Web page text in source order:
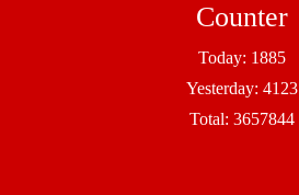
Counter
Today: 1885
Yesterday: 4123
Total: 3657844